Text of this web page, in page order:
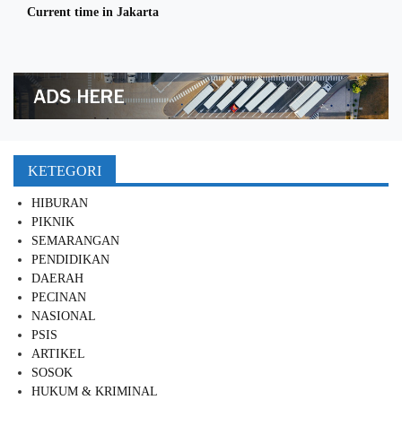
Current time in Jakarta
KETEGORI
HIBURAN
PIKNIK
SEMARANGAN
PENDIDIKAN
DAERAH
PECINAN
NASIONAL
PSIS
ARTIKEL
SOSOK
HUKUM & KRIMINAL